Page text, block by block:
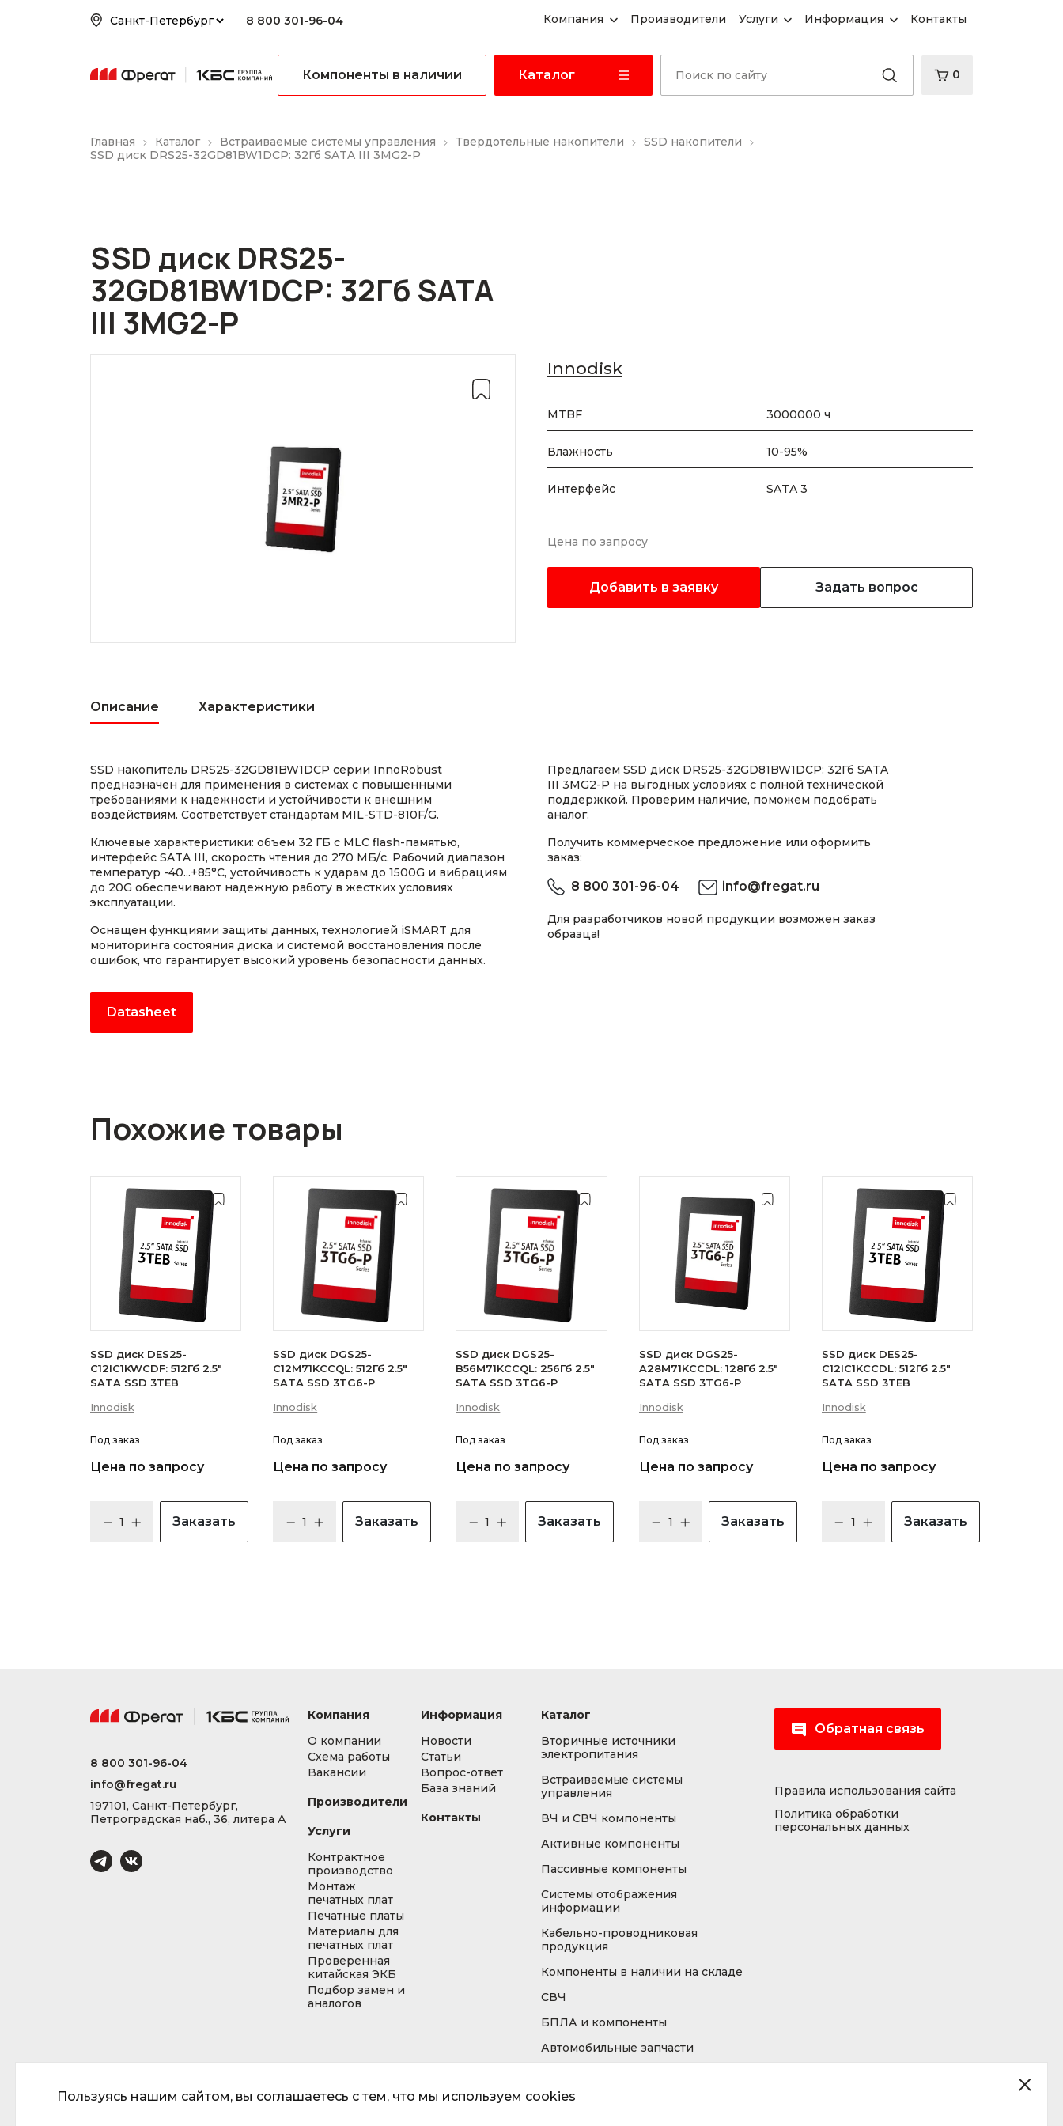
8 800 301-96-04 Компания Производители Услуги Информация Контакты
Компоненты в наличии Каталог 0
Главная Каталог Встраиваемые системы управления Твердотельные накопители
SSD накопители
SSD диск DRS25-32GD81BW1DCP: 32Гб SATA III 3MG2-P
SSD диск DRS25-
32GD81BW1DCP: 32Гб SATA
III 3MG2-P
Innodisk
MTBF 3000000 ч
Влажность 10-95%
Интерфейс SATA 3
Цена по запросу
Добавить в заявку Задать вопрос
Описание Характеристики
SSD накопитель DRS25-32GD81BW1DCP серии InnoRobust
предназначен для применения в системах с повышенными
требованиями к надежности и устойчивости к внешним
воздействиям. Соответствует стандартам MIL-STD-810F/G.
Ключевые характеристики: объем 32 ГБ с MLC flash-памятью,
интерфейс SATA III, скорость чтения до 270 МБ/с. Рабочий диапазон
температур -40...+85°C, устойчивость к ударам до 1500G и вибрациям
до 20G обеспечивают надежную работу в жестких условиях
эксплуатации.
Оснащен функциями защиты данных, технологией iSMART для
мониторинга состояния диска и системой восстановления после
ошибок, что гарантирует высокий уровень безопасности данных.
Datasheet
Предлагаем SSD диск DRS25-32GD81BW1DCP: 32Гб SATA
III 3MG2-P на выгодных условиях с полной технической
поддержкой. Проверим наличие, поможем подобрать
аналог.
Получить коммерческое предложение или оформить
заказ:
8 800 301-96-04 info@fregat.ru
Для разработчиков новой продукции возможен заказ
образца!
Похожие товары
SSD диск DES25-
C12IC1KWCDF: 512Гб 2.5"
SATA SSD 3TEB
Innodisk
Под заказ
Цена по запросу
Заказать
SSD диск DGS25-
C12M71KCCQL: 512Гб 2.5"
SATA SSD 3TG6-P
Innodisk
Под заказ
Цена по запросу
Заказать
SSD диск DGS25-
B56M71KCCQL: 256Гб 2.5"
SATA SSD 3TG6-P
Innodisk
Под заказ
Цена по запросу
Заказать
SSD диск DGS25-
A28M71KCCDL: 128Гб 2.5"
SATA SSD 3TG6-P
Innodisk
Под заказ
Цена по запросу
Заказать
SSD диск DES25-
C12IC1KCCDL: 512Гб 2.5"
SATA SSD 3TEB
Innodisk
Под заказ
Цена по запросу
Заказать
Пользуясь нашим сайтом, вы соглашаетесь с тем, что мы используем cookies
8 800 301-96-04
info@fregat.ru
197101, Санкт-Петербург,
Петроградская наб., 36, литера А
Компания
О компании
Схема работы
Вакансии
Производители
Услуги
Контрактное
производство
Монтаж
печатных плат
Печатные платы
Материалы для
печатных плат
Проверенная
китайская ЭКБ
Подбор замен и
аналогов
Информация
Новости
Статьи
Вопрос-ответ
База знаний
Контакты
Каталог
Вторичные источники
электропитания
Встраиваемые системы
управления
ВЧ и СВЧ компоненты
Активные компоненты
Пассивные компоненты
Системы отображения
информации
Кабельно-проводниковая
продукция
Компоненты в наличии на складе
СВЧ
БПЛА и компоненты
Автомобильные запчасти
Обратная связь
Правила использования сайта
Политика обработки
персональных данных